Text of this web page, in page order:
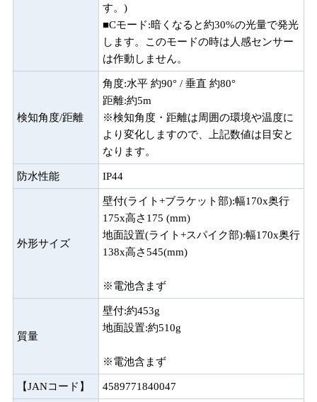
す。)
■Cモード:暗くなると約30%の光量で発光
します。このモードの時は人感センサー
は作動しません。
検知角度/距離
角度:水平 約90° / 垂直 約80°
距離:約5m
※検知角度・距離は周囲の環境や温度に
より変化しますので、上記数値は目安と
なります。
防水性能 IP44
外形サイズ
壁付(ライト+ブラケット部):幅170x奥行
175x高さ175 (mm)
地面設置(ライト+スパイク部):幅170x奥行
138x高さ545(mm)
※電池含まず
質量
壁付:約453g
地面設置:約510g
※電池含まず
【JANコード】 4589771840047